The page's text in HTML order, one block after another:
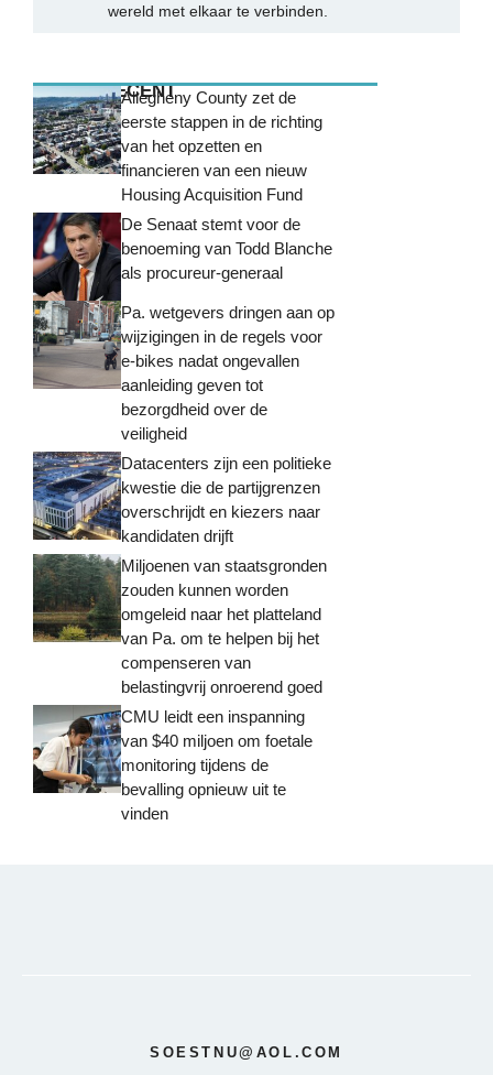
wereld met elkaar te verbinden.
MEEST RECENTAllegheny County zet de
eerste stappen in de richting
van het opzetten en
financieren van een nieuw
Housing Acquisition Fund
De Senaat stemt voor de
benoeming van Todd Blanche
als procureur-generaal
Pa. wetgevers dringen aan op
wijzigingen in de regels voor
e-bikes nadat ongevallen
aanleiding geven tot
bezorgdheid over de
veiligheid
Datacenters zijn een politieke
kwestie die de partijgrenzen
overschrijdt en kiezers naar
kandidaten drijft
Miljoenen van staatsgronden
zouden kunnen worden
omgeleid naar het platteland
van Pa. om te helpen bij het
compenseren van
belastingvrij onroerend goed
CMU leidt een inspanning
van $40 miljoen om foetale
monitoring tijdens de
bevalling opnieuw uit te
vinden
SOESTNU@AOL.COM